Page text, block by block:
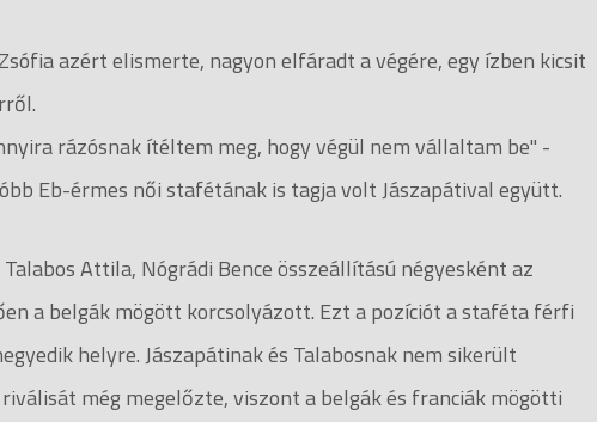
azért elismerte, nagyon elfáradt a végére, egy ízben kicsit
rázósnak ítéltem meg, hogy végül nem vállaltam be" -
Eb-érmes női stafétának is tagja volt Jászapátival együtt.
Attila, Nógrádi Bence összeállítású négyesként az
a belgák mögött korcsolyázott. Ezt a pozíciót a staféta férfi
helyre. Jászapátinak és Talabosnak nem sikerült
még megelőzte, viszont a belgák és franciák mögötti